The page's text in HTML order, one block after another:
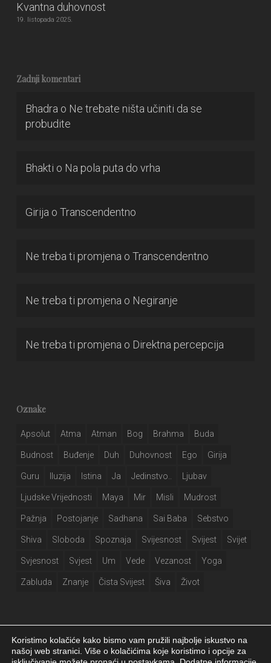
Kvantna duhovnost
19. listopada 2025.
Zadnji komentari
Bhadra o Ne trebate ništa učiniti da se
probudite
Bhakti o Na pola puta do vrha
Girija o Transcendentno
Ne treba ti promjena o Transcendentno
Ne treba ti promjena o Negiranje
Ne treba ti promjena o Direktna percepcija
Oznake
Apsolut Atma Atman Bog Brahma Buda
Budnost Buđenje Duh Duhovnost Ego Girija
Guru Iluzija Istina Ja Jedinstvo.. Ljubav
Ljudske Vrijednosti Maya Mir Misli Mudrost
Pažnja Postojanje Sadhana Sai Baba Sebstvo
Shiva Sloboda Spoznaja Svijesnost Svijest Svijet
Svjesnost Svjest Um Vede Vezanost Yoga
Zabluda Znanje Čista Svijest Šiva Život
Koristimo kolačiće kako bismo vam pružili najbolje iskustvo na
našoj web stranici. Više o kolačićima koje koristimo i opcije za